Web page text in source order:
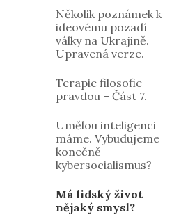
Několik poznámek k
ideovému pozadí
války na Ukrajině.
Upravená verze.
Terapie filosofie
pravdou – Část 7.
Umělou inteligenci
máme. Vybudujeme
konečně
kybersocialismus?
Má lidský život
nějaký smysl?